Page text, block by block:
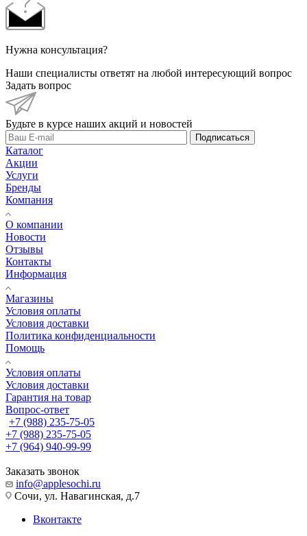
Нужна консультация?
Наши специалисты ответят на любой интересующий вопрос
Задать вопрос
Будьте в курсе наших акций и новостей
Подписаться
Каталог
Акции
Услуги
Бренды
Компания
О компании
Новости
Отзывы
Контакты
Информация
Магазины
Условия оплаты
Условия доставки
Политика конфиденциальности
Помощь
Условия оплаты
Условия доставки
Гарантия на товар
Вопрос-ответ
+7 (988) 235-75-05
+7 (988) 235-75-05
+7 (964) 940-99-99
Заказать звонок
info@applesochi.ru
Сочи, ул. Навагинская, д.7
Вконтакте